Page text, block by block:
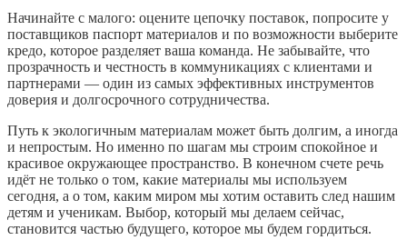
Начинайте с малого: оцените цепочку поставок, попросите у
поставщиков паспорт материалов и по возможности выберите
кредо, которое разделяет ваша команда. Не забывайте, что
прозрачность и честность в коммуникациях с клиентами и
партнерами — один из самых эффективных инструментов
доверия и долгосрочного сотрудничества.
Путь к экологичным материалам может быть долгим, а иногда
и непростым. Но именно по шагам мы строим спокойное и
красивое окружающее пространство. В конечном счете речь
идёт не только о том, какие материалы мы используем
сегодня, а о том, каким миром мы хотим оставить след нашим
детям и ученикам. Выбор, который мы делаем сейчас,
становится частью будущего, которое мы будем гордиться.